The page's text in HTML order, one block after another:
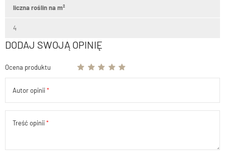
liczna roślin na m²
4
DODAJ SWOJĄ OPINIĘ
Ocena produktu
Autor opinii
Treść opinii